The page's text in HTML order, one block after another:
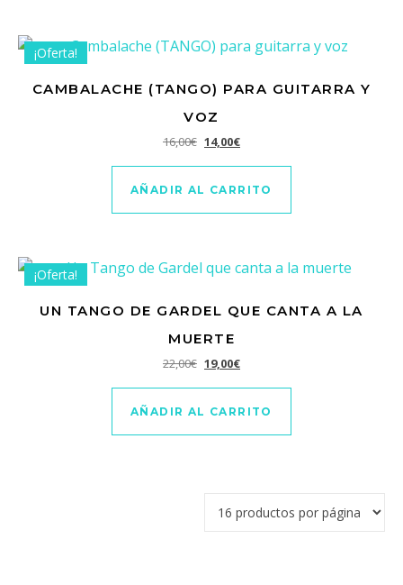
¡Oferta!
CAMBALACHE (TANGO) PARA GUITARRA Y
VOZ
16,00€ El precio original era: 16,00€.
14,00€El precio actual es: 14,00€.
AÑADIR AL CARRITO
¡Oferta!
UN TANGO DE GARDEL QUE CANTA A LA
MUERTE
22,00€ El precio original era: 22,00€.
19,00€El precio actual es: 19,00€.
AÑADIR AL CARRITO